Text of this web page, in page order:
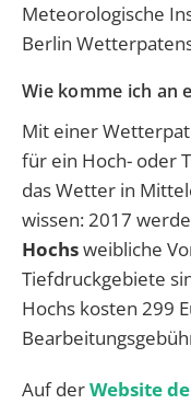
Meteorologische
Berlin
Wie komme ich an
Mit einer
für ein Hoch- oder
das Wetter in
wissen: 2017
Hochsweibliche
Tiefdruckgebiete
Hochs kosten 299
AufderWebsite